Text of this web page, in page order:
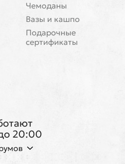
Чемоданы
Вазы и кашпо
Подарочные
сертификаты
20:00